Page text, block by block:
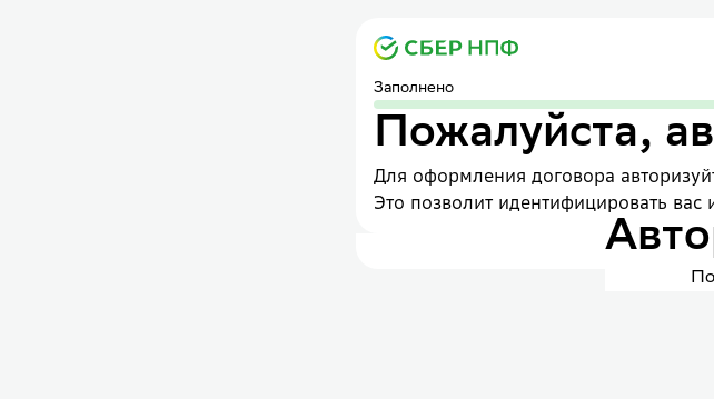
Заполнено
Пожалуйста,
Для оформления договора
Это позволит идентифицировать вас